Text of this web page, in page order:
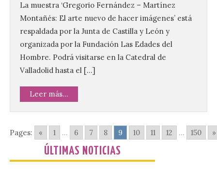
La muestra ‘Gregorio Fernández – Martínez
Montañés: El arte nuevo de hacer imágenes’ está
respaldada por la Junta de Castilla y León y
organizada por la Fundación Las Edades del
Hombre. Podrá visitarse en la Catedral de
Valladolid hasta el […]
Leer más...
Pages: « 1 ... 6 7 8 9 10 11 12 ... 150 »
ÚLTIMAS NOTICIAS
Este certamen,
promovido por el Instituto
Universitario de Música
Sacra de la Universidad
Pontificia de Salamanca
(UPSA), premiará composiciones
premio de 3.000 euros. Las candidaturas
podrán presentarse hasta el 30 de
noviembre. La Universidad, a […]
Conceyu vuelve a exigir
un contingente
especializado y